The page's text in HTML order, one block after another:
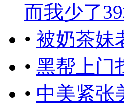
而我少了
• 被奶茶妹
• 黑帮上门
• 中美紧张